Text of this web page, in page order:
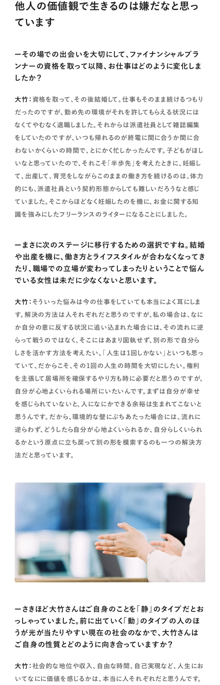
他人の価値観で生きるのは嫌だなと思っ
ています
ーその場での出会いを大切にして、ファイナンシャルプラ
ンナーの資格を取って以降、お仕事はどのように変化しま
したか？
大竹： 資格を取って、その後結婚して。仕事もそのまま続けるつもり
だったのですが、勤め先の環境がそれを許してもらえる状況には
なくてやむなく退職しました。それからは派遣社員として雑誌編集
をしていたのですが、いつも帰れるのが終電に間に合うか間に合
わないかくらいの時間で、とにかく忙しかったんです。子どもがほし
いなと思っていたので、それこそ「半歩先」を考えたときに、妊娠し
て、出産して、育児をしながらこのままの働き方を続けるのは、体力
的にも、派遣社員という契約形態からしても難しいだろうなと感じ
ていました。そこからほどなく妊娠したのを機に、お金に関する知
識を強みにしたフリーランスのライターになることにしました。
ーまさに次のステージに移行するための選択ですね。結婚
や出産を機に、働き方とライフスタイルが合わなくなってき
たり、職場での立場が変わってしまったりということで悩ん
でいる女性は未だに少なくないと思います。
大竹： そういった悩みは今の仕事をしていても本当によく耳にしま
す。解決の方法は人それぞれだと思うのですが、私の場合は、なに
か自分の意に反する状況に追い込まれた場合には、その流れに逆
らって戦うのではなく、そこにはあまり固執せず、別の形で自分ら
しさを活かす方法を考えたい。「人生は1回しかない」といつも思っ
ていて、だからこそ、その1回の人生の時間を大切にしたい。権利
を主張して居場所を確保するやり方も時に必要だと思うのですが、
自分が心地よくいられる場所にいたいんです。まずは自分が幸せ
を感じられていないと、人になにかできる余裕は生まれてこないと
思うんです。だから、環境的な壁にぶちあたった場合には、流れに
逆らわず、どうしたら自分が心地よくいられるか、自分らしくいられ
るかという原点に立ち戻って別の形を模索するのも一つの解決方
法だと思っています。
ーさきほど大竹さんはご自身のことを「静」のタイプだとお
っしゃっていました。前に出ていく「動」のタイプの人のほ
うが光が当たりやすい現在の社会のなかで、大竹さんは
ご自身の性質とどのように向き合っていますか？
大竹： 社会的な地位や収入、自由な時間、自己実現など、人生にお
いてなにに価値を感じるかは、本当に人それぞれだと思うんです。